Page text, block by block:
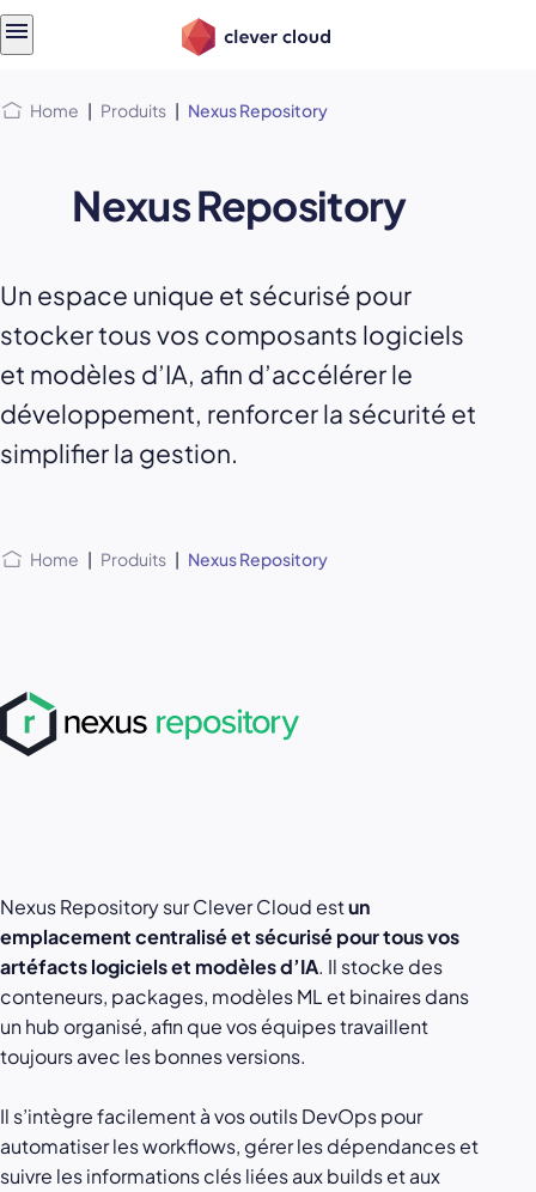
Home | Produits | Nexus Repository
Nexus Repository
Un espace unique et sécurisé pour
stocker tous vos composants logiciels
et modèles d’IA, afin d’accélérer le
développement, renforcer la sécurité et
simplifier la gestion.
Home | Produits | Nexus Repository
Nexus Repository sur Clever Cloud estun
emplacement centralisé et sécurisé pour tous vos
artéfacts logiciels et modèles d’IA. Il stocke des
conteneurs, packages, modèles ML et binaires dans
un hub organisé, afin que vos équipes travaillent
toujours avec les bonnes versions.
Il s’intègre facilement à vos outils DevOps pour
automatiser les workflows, gérer les dépendances et
suivre les informations clés liées aux builds et aux